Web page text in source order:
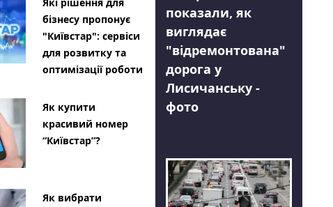
бізнесу пропонує
"Київстар": сервіси
для розвитку та
оптимізації роботи
Як купити
красивий номер
“Київстар”?
Як вибрати
показали, як
виглядає
"відремонтована"
дорога у
Лисичанську -
фото